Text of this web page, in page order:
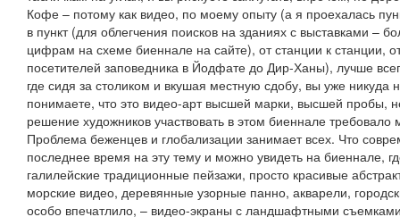
Кофе – потому как видео, по моему опыту (а я проехалась
в пункт (для облегчения поисков на зданиях с выставками –
цифрам на схеме биеннале на сайте), от станции к станции,
посетителей заповедника в Йодфате до Дир-Ханы), лучше
где сидя за столиком и вкушая местную сдобу, вы уже никуда
понимаете, что это видео-арт высшей марки, высшей пробы,
решение художников участвовать в этом биеннале требовало
Проблема беженцев и глобализации занимает всех. Что
последнее время на эту тему и можно увидеть на биеннале,
галилейские традиционные пейзажи, просто красивые
морские видео, деревянные узорные панно, акварели,
особо впечатлило, – видео-экраны с ландшафтными